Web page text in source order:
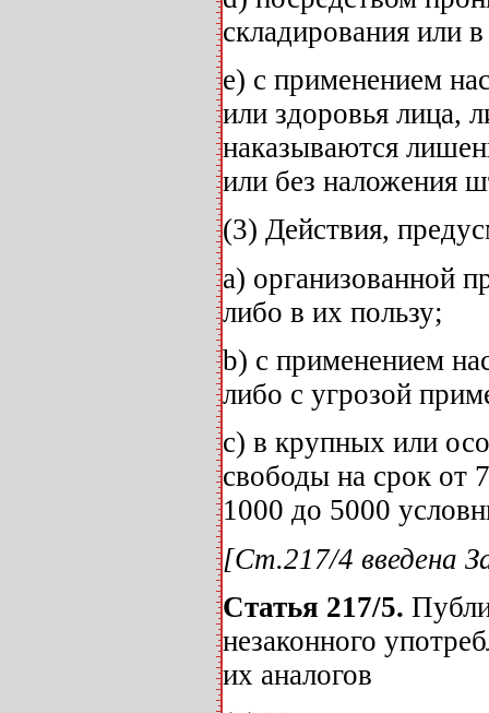
складирования или
е) с применением
или здоровья лица,
наказываются
или без наложения
(3) Действия,
а) организованной
либо в их пользу;
b) с применением
либо с угрозой
с) в крупных или
свободы на срок от
1000 до 5000
[Ст.217/4 введена
Статья 217/5.
незаконного
их аналогов